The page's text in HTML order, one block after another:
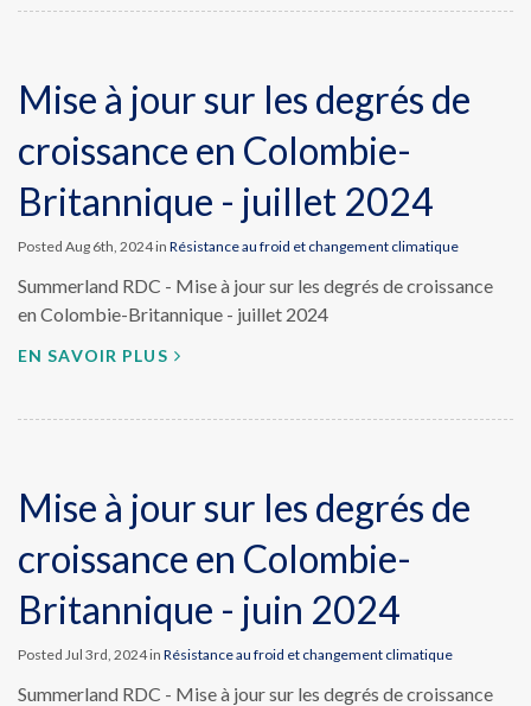
Mise à jour sur les degrés de
croissance en Colombie-
Britannique - juillet 2024
Posted Aug 6th, 2024 in Résistance au froid et changement climatique
Summerland RDC - Mise à jour sur les degrés de croissance
en Colombie-Britannique - juillet 2024
EN SAVOIR PLUS
Mise à jour sur les degrés de
croissance en Colombie-
Britannique - juin 2024
Posted Jul 3rd, 2024 in Résistance au froid et changement climatique
Summerland RDC - Mise à jour sur les degrés de croissance